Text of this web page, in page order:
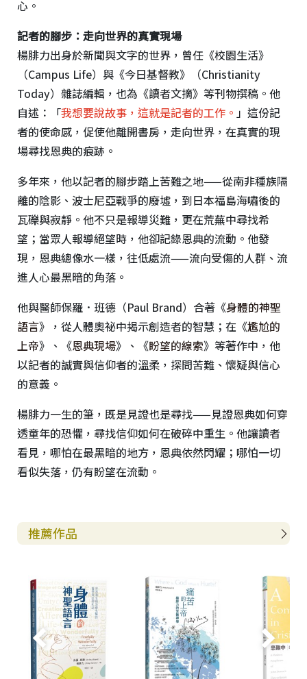
心。
記者的腳步：走向世界的真實現場
楊腓力出身於新聞與文字的世界，曾任《校園生活》
（Campus Life）與《今日基督教》（Christianity
Today）雜誌編輯，也為《讀者文摘》等刊物撰稿。他
自述：「我想要說故事，這就是記者的工作。」這份記
者的使命感，促使他離開書房，走向世界，在真實的現
場尋找恩典的痕跡。
多年來，他以記者的腳步踏上苦難之地——從南非種族隔
離的陰影、波士尼亞戰爭的廢墟，到日本福島海嘯後的
瓦礫與寂靜。他不只是報導災難，更在荒蕪中尋找希
望；當眾人報導絕望時，他卻記錄恩典的流動。他發
現，恩典總像水一樣，往低處流——流向受傷的人群、流
進人心最黑暗的角落。
他與醫師保羅．班德（Paul Brand）合著《身體的神聖
語言》，從人體奧祕中揭示創造者的智慧；在《尷尬的
上帝》、《恩典現場》、《盼望的線索》等著作中，他
以記者的誠實與信仰者的溫柔，探問苦難、懷疑與信心
的意義。
楊腓力一生的筆，既是見證也是尋找——見證恩典如何穿
透童年的恐懼，尋找信仰如何在破碎中重生。他讓讀者
看見，哪怕在最黑暗的地方，恩典依然閃耀；哪怕一切
看似失落，仍有盼望在流動。
推薦作品